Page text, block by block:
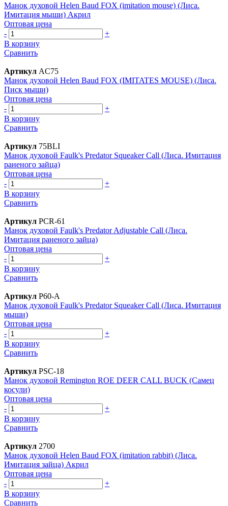
Манок духовой Helen Baud FOX (imitation mouse) (Лиса.
Имитация мыши) Акрил
Оптовая цена
-
+
В корзину
Сравнить
Артикул AC75
Манок духовой Helen Baud FOX (IMITATES MOUSE) (Лиса.
Писк мыши)
Оптовая цена
-
+
В корзину
Сравнить
Артикул 75BLI
Манок духовой Faulk's Predator Squeaker Call (Лиса. Имитация
раненого зайца)
Оптовая цена
-
+
В корзину
Сравнить
Артикул PCR-61
Манок духовой Faulk's Predator Adjustable Call (Лиса.
Имитация раненого зайца)
Оптовая цена
-
+
В корзину
Сравнить
Артикул P60-А
Манок духовой Faulk's Predator Squeaker Call (Лиса. Имитация
мыши)
Оптовая цена
-
+
В корзину
Сравнить
Артикул PSC-18
Манок духовой Remington ROE DEER CALL BUCK (Самец
косули)
Оптовая цена
-
+
В корзину
Сравнить
Артикул 2700
Манок духовой Helen Baud FOX (imitation rabbit) (Лиса.
Имитация зайца) Акрил
Оптовая цена
-
+
В корзину
Сравнить